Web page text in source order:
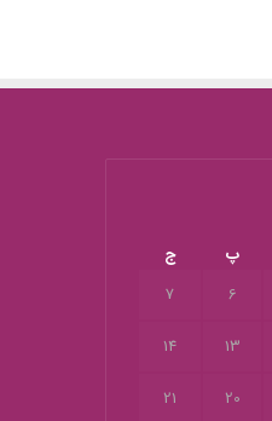
پ
ج
6
7
13
14
20
21